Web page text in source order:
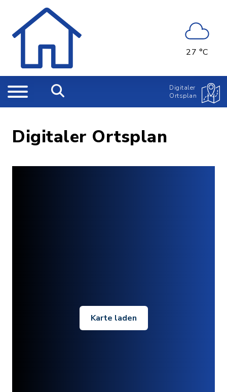
27 °C
Digitaler
Ortsplan
Digitaler Ortsplan
Karte laden